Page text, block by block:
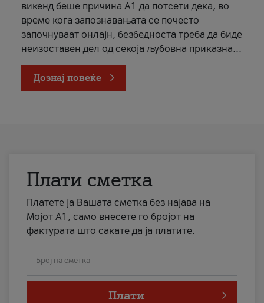
викенд беше причина А1 да потсети дека, во
време кога запознавањата се почесто
започнуваат онлајн, безбедноста треба да биде
неизоставен дел од секоја љубовна приказна...
Дознај повеќе
Плати сметка
Платете ја Вашата сметка без најава на
Мојот А1, само внесете го бројот на
фактурата што сакате да ја платите.
Број на сметка
Плати